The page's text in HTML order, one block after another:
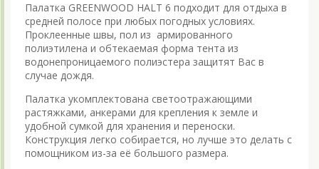
Палатка GREENWOOD HALT 6 подходит для отдыха в
средней полосе при любых погодных условиях.
Проклеенные швы, пол из армированного
полиэтилена и обтекаемая форма тента из
водонепроницаемого полиэстера защитят Вас в
случае дождя.
Палатка укомплектована светоотражающими
растяжками, анкерами для крепления к земле и
удобной сумкой для хранения и переноски.
Конструкция легко собирается, но лучше это делать с
помощником из-за её большого размера.